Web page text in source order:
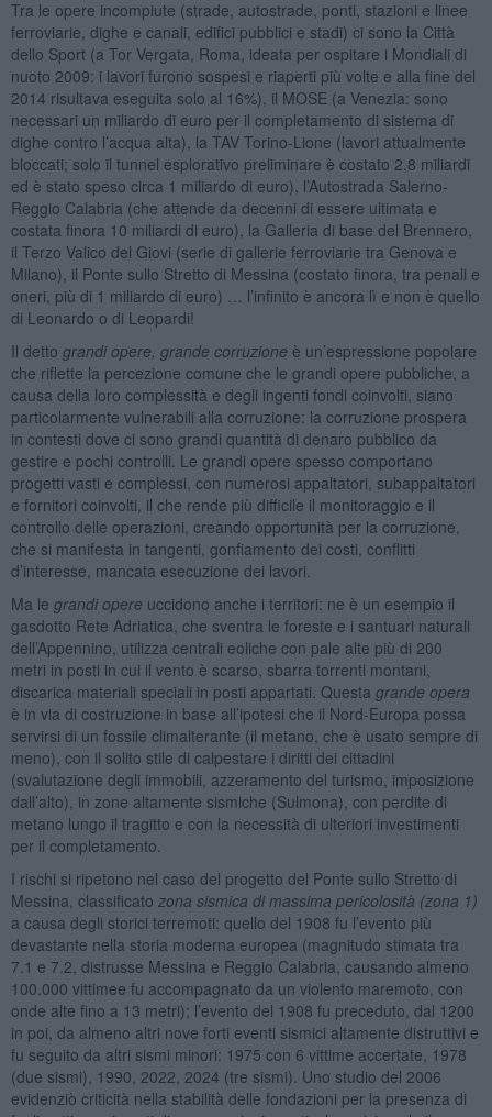
Tra le opere incompiute (strade, autostrade, ponti, stazioni e linee
ferroviarie, dighe e canali, edifici pubblici e stadi) ci sono la Città
dello Sport (a Tor Vergata, Roma, ideata per ospitare i Mondiali di
nuoto 2009: i lavori furono sospesi e riaperti più volte e alla fine del
2014 risultava eseguita solo al 16%), il MOSE (a Venezia: sono
necessari un miliardo di euro per il completamento di sistema di
dighe contro l’acqua alta), la TAV Torino-Lione (lavori attualmente
bloccati; solo il tunnel esplorativo preliminare è costato 2,8 miliardi
ed è stato speso circa 1 miliardo di euro), l’Autostrada Salerno-
Reggio Calabria (che attende da decenni di essere ultimata e
costata finora 10 miliardi di euro), la Galleria di base del Brennero,
il Terzo Valico del Giovi (serie di gallerie ferroviarie tra Genova e
Milano), il Ponte sullo Stretto di Messina (costato finora, tra penali e
oneri, più di 1 miliardo di euro) … l’infinito è ancora lì e non è quello
di Leonardo o di Leopardi!
Il detto grandi opere, grande corruzione è un’espressione popolare
che riflette la percezione comune che le grandi opere pubbliche, a
causa della loro complessità e degli ingenti fondi coinvolti, siano
particolarmente vulnerabili alla corruzione: la corruzione prospera
in contesti dove ci sono grandi quantità di denaro pubblico da
gestire e pochi controlli. Le grandi opere spesso comportano
progetti vasti e complessi, con numerosi appaltatori, subappaltatori
e fornitori coinvolti, il che rende più difficile il monitoraggio e il
controllo delle operazioni, creando opportunità per la corruzione,
che si manifesta in tangenti, gonfiamento dei costi, conflitti
d’interesse, mancata esecuzione dei lavori.
Ma le grandi opere uccidono anche i territori: ne è un esempio il
gasdotto Rete Adriatica, che sventra le foreste e i santuari naturali
dell’Appennino, utilizza centrali eoliche con pale alte più di 200
metri in posti in cui il vento è scarso, sbarra torrenti montani,
discarica materiali speciali in posti appartati. Questa grande opera
è in via di costruzione in base all’ipotesi che il Nord-Europa possa
servirsi di un fossile climalterante (il metano, che è usato sempre di
meno), con il solito stile di calpestare i diritti dei cittadini
(svalutazione degli immobili, azzeramento del turismo, imposizione
dall’alto), in zone altamente sismiche (Sulmona), con perdite di
metano lungo il tragitto e con la necessità di ulteriori investimenti
per il completamento.
I rischi si ripetono nel caso del progetto del Ponte sullo Stretto di
Messina, classificato zona sismica di massima pericolosità (zona 1)
a causa degli storici terremoti: quello del 1908 fu l’evento più
devastante nella storia moderna europea (magnitudo stimata tra
7.1 e 7.2, distrusse Messina e Reggio Calabria, causando almeno
100.000 vittimee fu accompagnato da un violento maremoto, con
onde alte fino a 13 metri); l’evento del 1908 fu preceduto, dal 1200
in poi, da almeno altri nove forti eventi sismici altamente distruttivi e
fu seguito da altri sismi minori: 1975 con 6 vittime accertate, 1978
(due sismi), 1990, 2022, 2024 (tre sismi). Uno studio del 2006
evidenziò criticità nella stabilità delle fondazioni per la presenza di